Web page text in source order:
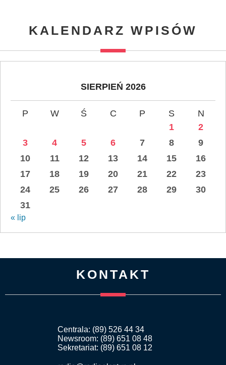
KALENDARZ WPISÓW
SIERPIEŃ 2026
P W Ś C P S
N
1
2
3
4 5 6 7 8
9
10
11 12 13 14 15
16
17
18 19 20 21 22
23
24
25 26 27 28 29
30
31
« lip
KONTAKT
Centrala: (89) 526 44 34
Newsroom: (89) 651 08 48
Sekretariat: (89) 651 08 12